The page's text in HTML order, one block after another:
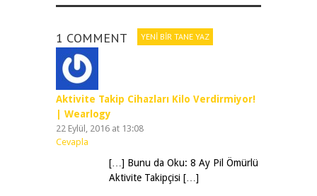
1 COMMENT YENI BIR TANE YAZ
Aktivite Takip Cihazları Kilo Verdirmiyor!
| Wearlogy
22 Eylül, 2016 at 13:08
Cevapla
[…] Bunu da Oku: 8 Ay Pil Ömürlü
Aktivite Takipçisi […]